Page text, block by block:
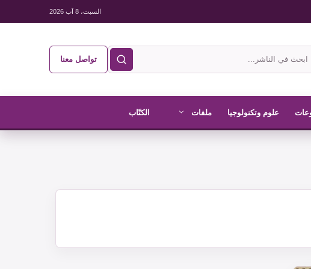
السبت، 8 آب 2026
تواصل معنا
علوم وتكنولوجيا ملفات الكتّاب